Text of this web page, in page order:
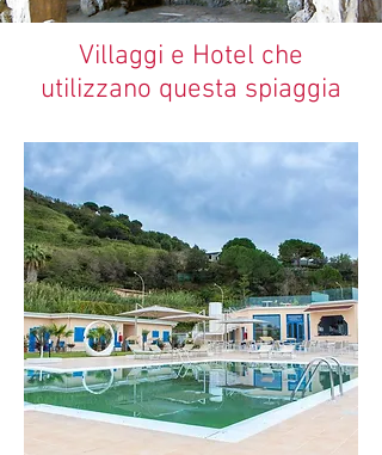
Villaggi e Hotel che
utilizzano questa spiaggia